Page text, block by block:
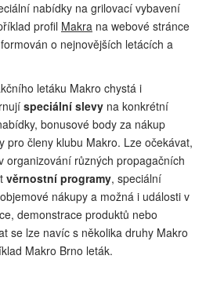
nabídky na grilovací vybavení
profil Makra na webové stránce
o nejnovějších letácích a
letáku Makro chystá i
speciální slevy na konkrétní
bonusové body za nákup
pro členy klubu Makro. Lze očekávat,
organizování různých propagačních
věrnostní programy, speciální
nákupy a možná i události v
demonstrace produktů nebo
se lze navíc s několika druhy Makro
Makro Brno leták.